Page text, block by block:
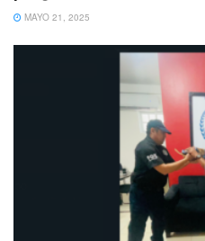
MAYO 21, 2025